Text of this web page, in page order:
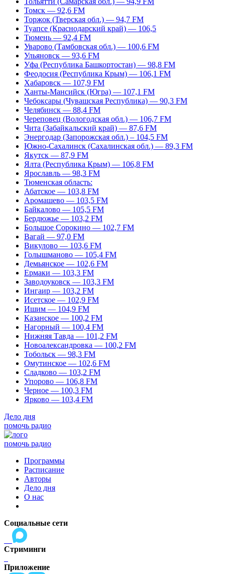
Томск — 92,6 FM
Торжок (Тверская обл.) — 94,7 FM
Туапсе (Краснодарский край) — 106,5
Тюмень — 92,4 FM
Уварово (Тамбовская обл.) — 100,6 FM
Ульяновск — 93,6 FM
Уфа (Республика Башкортостан) — 98,8 FM
Феодосия (Республика Крым) — 106,1 FM
Хабаровск — 107,9 FM
Ханты-Мансийск (Югра) — 107,1 FM
Чебоксары (Чувашская Республика) — 90,3 FM
Челябинск — 88,4 FM
Череповец (Вологодская обл.) — 106,7 FM
Чита (Забайкальский край) — 87,6 FM
Энергодар (Запорожская обл.) – 104,5 FM
Южно-Сахалинск (Сахалинская обл.) — 89,3 FM
Якутск — 87,9 FM
Ялта (Республика Крым) — 106,8 FM
Ярославль — 98,3 FM
Тюменская область:
Абатское — 103,8 FM
Аромашево — 103,5 FM
Байкалово — 105,5 FM
Бердюжье — 103,2 FM
Большое Сорокино — 102,7 FM
Вагай — 97,0 FM
Викулово — 103,6 FM
Голышманово — 105,4 FM
Демьянское — 102,6 FM
Ермаки — 103,3 FM
Заводоуковск — 103,3 FM
Ингаир — 103,2 FM
Исетское — 102,9 FM
Ишим — 104,9 FM
Казанское — 100,2 FM
Нагорный — 100,4 FM
Нижняя Тавда — 101,2 FM
Новоалександровка — 100,2 FM
Тобольск — 98,3 FM
Омутинское — 102,6 FM
Сладково — 103,2 FM
Упорово — 106,8 FM
Черное — 100,3 FM
Ярково — 103,4 FM
Дело дня
помочь радио
помочь радио
Программы
Расписание
Авторы
Дело дня
О нас
Социальные сети
Стриминги
Приложение